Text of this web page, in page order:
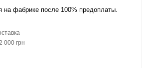
на фабрике после 100% предоплаты.
000 грн